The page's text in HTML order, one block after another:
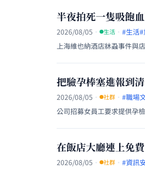
半夜拍死一隻吸飽
2026/08/05 · 生活 · #生活#
上海維也納酒店牀蝨事件與
把驗孕棒塞進報到
2026/08/05 · 社群 · #職場
公司招募女員工要求提供孕
在飯店大廳連上免
2026/08/05 · 社群 · #資訊